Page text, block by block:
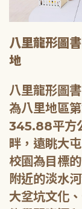
八里龍形圖
地
八里龍形圖
為八里地區
345.88平方
畔，遠眺大
校園為目標
附近的淡水
大坌坑文化